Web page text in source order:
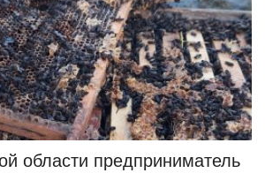
области предприниматель